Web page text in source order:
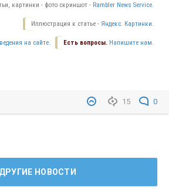
картинки - фото скриншот - Rambler News Service.
Иллюстрация к статье - Яндекс. Картинки.
Есть вопросы. Напишите нам.
на сайте.
15 0
ДРУГИЕ НОВОСТИ